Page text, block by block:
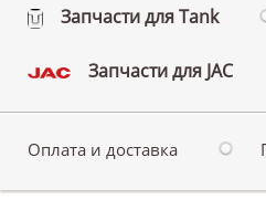
Запчасти для Tank
Запчасти для JAC
Оплата и доставка